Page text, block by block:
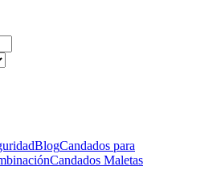
BlogCandados para
Candados Maletas